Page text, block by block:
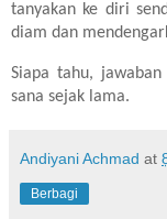
tanyakan ke diri
diam dan
Siapa tahu,
sana sejak lama.
Andiyani Achmad at
Berbagi